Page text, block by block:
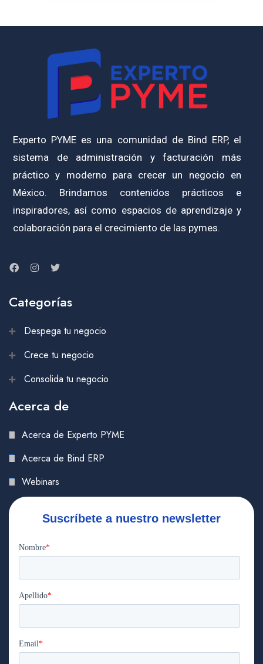
Experto PYME es una comunidad de Bind ERP, el
sistema de administración y facturación más
práctico y moderno para crecer un negocio en
México. Brindamos contenidos prácticos e
inspiradores, así como espacios de aprendizaje y
colaboración para el crecimiento de las pymes.
Categorías
Despega tu negocio
Crece tu negocio
Consolida tu negocio
Acerca de
Acerca de Experto PYME
Acerca de Bind ERP
Webinars
Suscríbete a nuestro newsletter